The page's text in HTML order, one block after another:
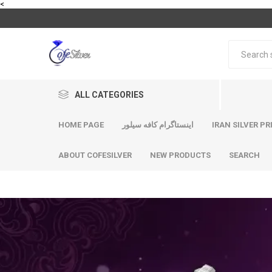
<
ALL CATEGORIES
HOME PAGE اینستاگرام کافه سیلور IRAN SILVER
ABOUT COFESILVER NEW PRODUCTS SEARCH